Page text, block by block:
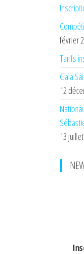
février
Tarifs
Gala
12
13